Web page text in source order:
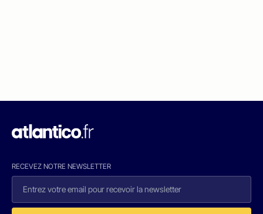
RECEVEZ NOTRE NEWSLETTER